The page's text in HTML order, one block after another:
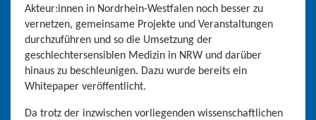
Akteur:innen in Nordrhein-Westfalen noch besser zu
vernetzen, gemeinsame Projekte und Veranstaltungen
durchzuführen und so die Umsetzung der
geschlechtersensiblen Medizin in NRW und darüber
hinaus zu beschleunigen. Dazu wurde bereits ein
Whitepaper veröffentlicht.
Da trotz der inzwischen vorliegenden wissenschaftlichen